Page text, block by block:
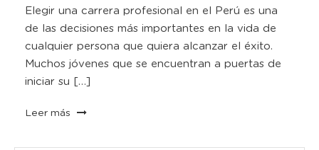
Elegir una carrera profesional en el Perú es una
de las decisiones más importantes en la vida de
cualquier persona que quiera alcanzar el éxito.
Muchos jóvenes que se encuentran a puertas de
iniciar su […]
Leer más